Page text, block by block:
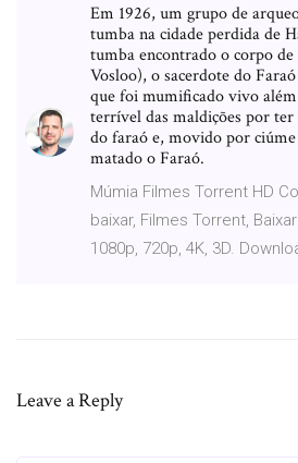
Em 1926, um grupo de
tumba na cidade perdida de
tumba encontrado o corpo
Vosloo), o sacerdote do
que foi mumificado vivo
terrível das maldições por
do faraó e, movido por
matado o Faraó.
Múmia Filmes Torrent HD
baixar, Filmes Torrent,
1080p, 720p, 4K, 3D.
Leave a Reply